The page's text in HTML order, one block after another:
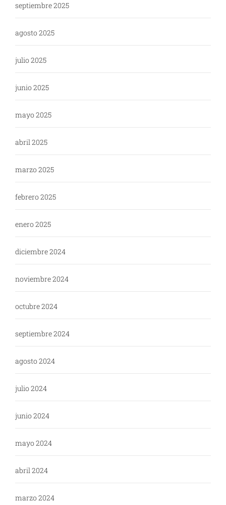
septiembre 2025
agosto 2025
julio 2025
junio 2025
mayo 2025
abril 2025
marzo 2025
febrero 2025
enero 2025
diciembre 2024
noviembre 2024
octubre 2024
septiembre 2024
agosto 2024
julio 2024
junio 2024
mayo 2024
abril 2024
marzo 2024